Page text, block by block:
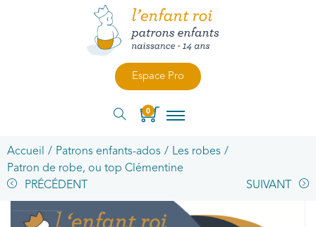
Espace Pro
0
Accueil / Patrons enfants-ados / Les robes /
Patron de robe, ou top Clémentine
PRÉCÉDENT
SUIVANT